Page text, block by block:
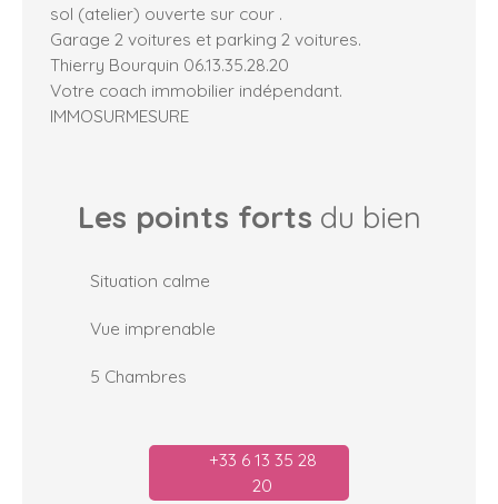
sol (atelier) ouverte sur cour .
Garage 2 voitures et parking 2 voitures.
Thierry Bourquin 06.13.35.28.20
Votre coach immobilier indépendant.
IMMOSURMESURE
Les points forts du bien
Situation calme
Vue imprenable
5 Chambres
+33 6 13 35 28
20